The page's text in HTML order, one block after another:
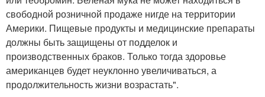
свободной розничной продаже нигде на территории
Америки. Пищевые продукты и медицинские препараты
должны быть защищены от подделок и
производственных браков. Только тогда здоровье
американцев будет неуклонно увеличиваться, а
продолжительность жизни возрастать".